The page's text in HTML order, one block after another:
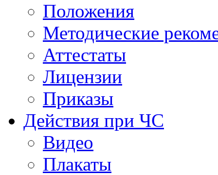
Положения
Методические
Аттестаты
Лицензии
Приказы
Действия при ЧС
Видео
Плакаты